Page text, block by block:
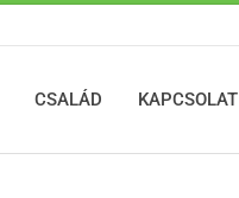
CSALÁD KAPCSOLAT